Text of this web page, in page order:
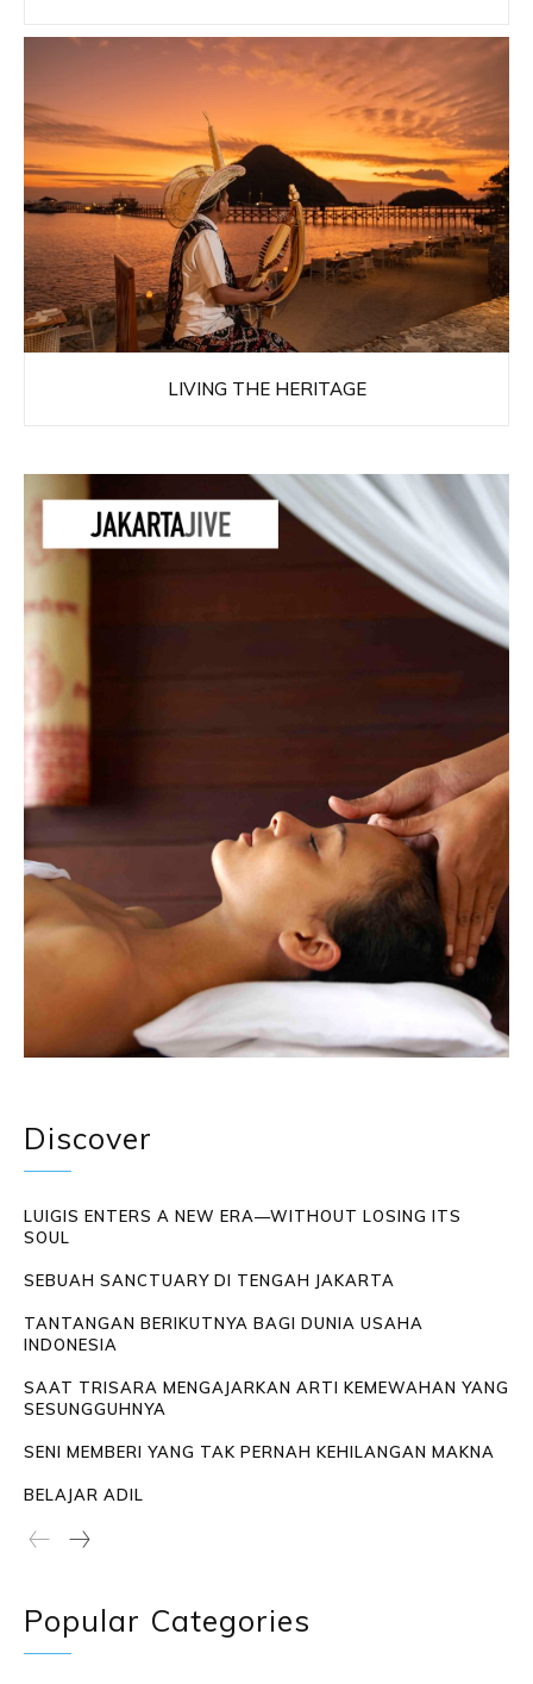
LIVING THE HERITAGE
Discover
LUIGIS ENTERS A NEW ERA—WITHOUT LOSING ITS
SOUL
SEBUAH SANCTUARY DI TENGAH JAKARTA
TANTANGAN BERIKUTNYA BAGI DUNIA USAHA
INDONESIA
SAAT TRISARA MENGAJARKAN ARTI KEMEWAHAN YANG
SESUNGGUHNYA
SENI MEMBERI YANG TAK PERNAH KEHILANGAN MAKNA
BELAJAR ADIL
Popular Categories